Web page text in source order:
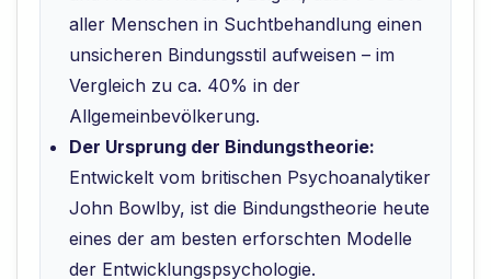
aller Menschen in Suchtbehandlung einen
unsicheren Bindungsstil aufweisen – im
Vergleich zu ca. 40% in der
Allgemeinbevölkerung.
Der Ursprung der Bindungstheorie:
Entwickelt vom britischen Psychoanalytiker
John Bowlby, ist die Bindungstheorie heute
eines der am besten erforschten Modelle
der Entwicklungspsychologie.